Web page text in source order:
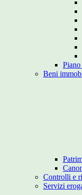
Beni
Controlli e
Servizi